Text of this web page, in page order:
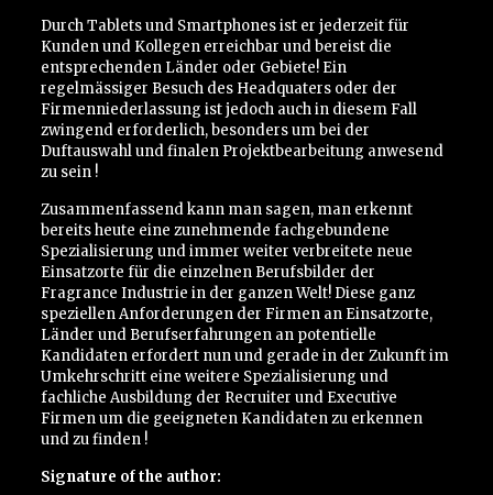
Durch Tablets und Smartphones ist er jederzeit für
Kunden und Kollegen erreichbar und bereist die
entsprechenden Länder oder Gebiete! Ein
regelmässiger Besuch des Headquaters oder der
Firmenniederlassung ist jedoch auch in diesem Fall
zwingend erforderlich, besonders um bei der
Duftauswahl und finalen Projektbearbeitung anwesend
zu sein !
Zusammenfassend kann man sagen, man erkennt
bereits heute eine zunehmende fachgebundene
Spezialisierung und immer weiter verbreitete neue
Einsatzorte für die einzelnen Berufsbilder der
Fragrance Industrie in der ganzen Welt! Diese ganz
speziellen Anforderungen der Firmen an Einsatzorte,
Länder und Berufserfahrungen an potentielle
Kandidaten erfordert nun und gerade in der Zukunft im
Umkehrschritt eine weitere Spezialisierung und
fachliche Ausbildung der Recruiter und Executive
Firmen um die geeigneten Kandidaten zu erkennen
und zu finden !
Signature of the author: